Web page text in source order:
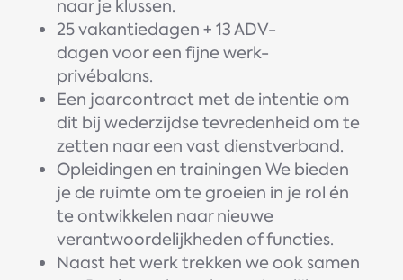
naar je klussen.
25 vakantiedagen + 13 ADV-
dagen voor een fijne werk-
privébalans.
Een jaarcontract met de intentie om
dit bij wederzijdse tevredenheid om te
zetten naar een vast dienstverband.
Opleidingen en trainingen We bieden
je de ruimte om te groeien in je rol én
te ontwikkelen naar nieuwe
verantwoordelijkheden of functies.
Naast het werk trekken we ook samen